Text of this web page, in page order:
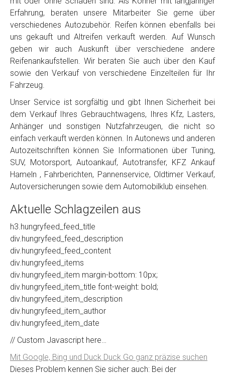
Erfahrung, beraten unsere Mitarbeiter Sie gerne über
verschiedenes Autozubehör. Reifen können ebenfalls bei
uns gekauft und Altreifen verkauft werden. Auf Wunsch
geben wir auch Auskunft über verschiedene andere
Reifenankaufstellen. Wir beraten Sie auch über den Kauf
sowie den Verkauf von verschiedene Einzelteilen für Ihr
Fahrzeug.
Unser Service ist sorgfältig und gibt Ihnen Sicherheit bei
dem Verkauf Ihres Gebrauchtwagens, Ihres Kfz, Lasters,
Anhänger und sonstigen Nutzfahrzeugen, die nicht so
einfach verkauft werden können. In Autonews und anderen
Autozeitschriften können Sie Informationen über Tuning,
SUV, Motorsport, Autoankauf, Autotransfer, KFZ Ankauf
Hameln , Fahrberichten, Pannenservice, Oldtimer Verkauf,
Autoversicherungen sowie dem Automobilklub einsehen.
Aktuelle Schlagzeilen aus
h3.hungryfeed_feed_title
div.hungryfeed_feed_description
div.hungryfeed_feed_content
div.hungryfeed_items
div.hungryfeed_item margin-bottom: 10px;
div.hungryfeed_item_title font-weight: bold;
div.hungryfeed_item_description
div.hungryfeed_item_author
div.hungryfeed_item_date
// Custom Javascript here…
Mit Google, Bing und Duck Duck Go ganz präzise suchen
Dieses Problem kennen Sie sicher auch: Bei der